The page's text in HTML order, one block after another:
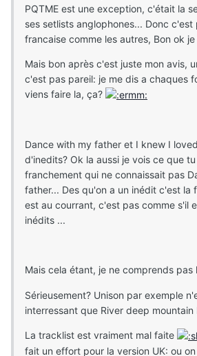
PQTME est une exception, c'était la
ses setlists anglophones... Donc c'est
francaise comme les autres, Bon ok
Mais bon après c'est juste mon avis,
c'est pas pareil: je me dis a chaques
viens faire la, ça?
Dance with my father et I knew I
d'inedits? Ok la aussi je vois ce que
franchement qui ne connaissait pas
father... Des qu'on a un inédit c'est la
est au courrant, c'est pas comme s'il
inédits ...
Mais cela étant, je ne comprends pas
Sérieusement? Unison par exemple
interressant que River deep mountain
La tracklist est vraiment mal faite
fait un effort pour la version UK: ou